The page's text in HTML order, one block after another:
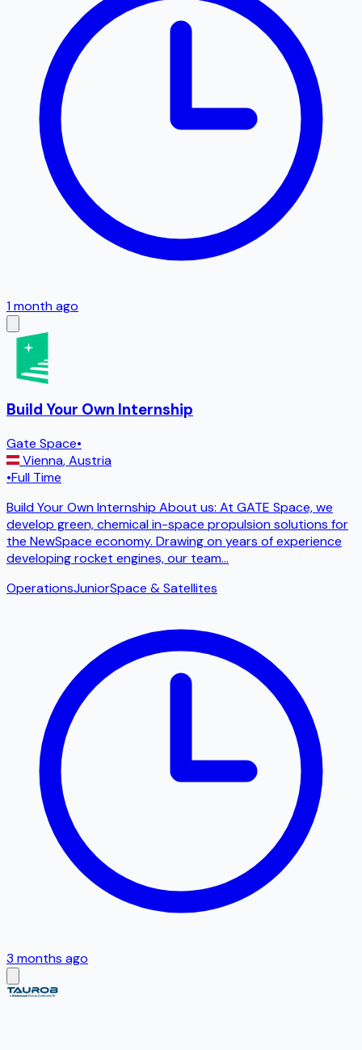
1 month ago
Build Your Own Internship
Gate Space•
Vienna,Austria
•Full Time
Build Your Own Internship About us: At GATE Space, we
develop green, chemical in-space propulsion solutions for
the NewSpace economy. Drawing on years of experience
developing rocket engines, our team...
OperationsJuniorSpace & Satellites
3 months ago